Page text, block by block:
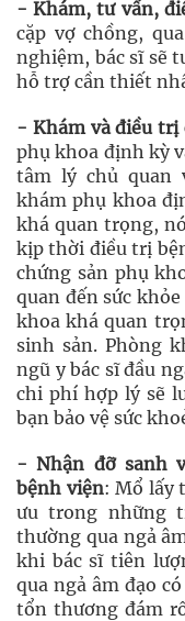
- Khám, tư vấn,
cặp vợ chồng,
nghiệm, bác sĩ sẽ
hỗ trợ cần thiết
- Khám và điều trị
phụ khoa định kỳ
tâm lý chủ quan
khám phụ khoa
khá quan trọng,
kịp thời điều trị
chứng sản phụ
quan đến sức
khoa khá quan
sinh sản. Phòng
ngũ y bác sĩ đầu
chi phí hợp lý sẽ
bạn bảo vệ sức
- Nhận đỡ sanh
bệnh viện: Mổ lấy
ưu trong những
thường qua ngả
khi bác sĩ tiên
qua ngả âm đạo
tổn thương đám